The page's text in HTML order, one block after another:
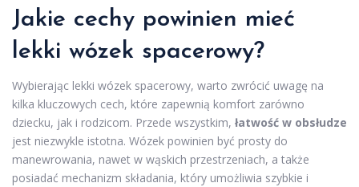
Jakie cechy powinien mieć
lekki wózek spacerowy?
Wybierając lekki wózek spacerowy, warto zwrócić uwagę na
kilka kluczowych cech, które zapewnią komfort zarówno
dziecku, jak i rodzicom. Przede wszystkim, łatwość w obsłudze
jest niezwykle istotna. Wózek powinien być prosty do
manewrowania, nawet w wąskich przestrzeniach, a także
posiadać mechanizm składania, który umożliwia szybkie i